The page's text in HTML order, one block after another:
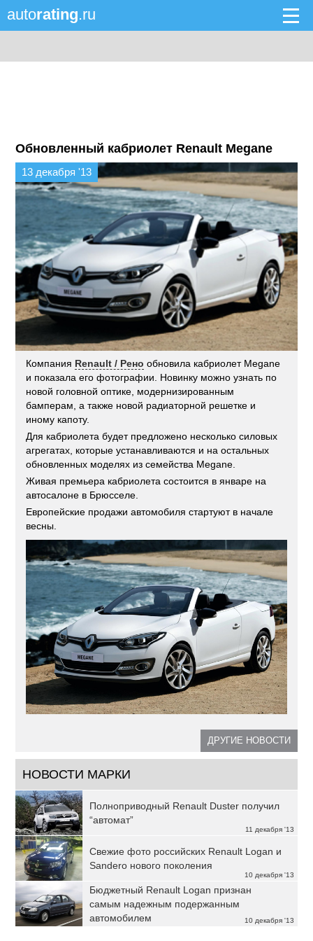
autorating.ru
Обновленный кабриолет Renault Megane
13 декабря '13
Компания Renault / Рено обновила кабриолет Megane
и показала его фотографии. Новинку можно узнать по
новой головной оптике, модернизированным
бамперам, а также новой радиаторной решетке и
иному капоту.
Для кабриолета будет предложено несколько силовых
агрегатах, которые устанавливаются и на остальных
обновленных моделях из семейства Megane.
Живая премьера кабриолета состоится в январе на
автосалоне в Брюсселе.
Европейские продажи автомобиля стартуют в начале
весны.
ДРУГИЕ НОВОСТИ
НОВОСТИ МАРКИ
11 декабря '13
Полноприводный Renault Duster получил
“автомат”
10 декабря '13
Свежие фото российских Renault Logan и
Sandero нового поколения
10 декабря '13
Бюджетный Renault Logan признан
самым надежным подержанным
автомобилем